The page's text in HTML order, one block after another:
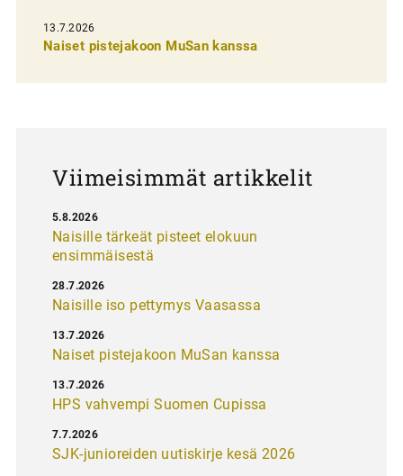
e
13.7.2026
Naiset pistejakoon MuSan kanssa
Viimeisimmät artikkelit
Naisille tärkeät pisteet elokuun
ensimmäisestä
5.8.2026
Naisille iso pettymys Vaasassa
28.7.2026
Naiset pistejakoon MuSan kanssa
13.7.2026
HPS vahvempi Suomen Cupissa
13.7.2026
SJK-junioreiden uutiskirje kesä 2026
7.7.2026